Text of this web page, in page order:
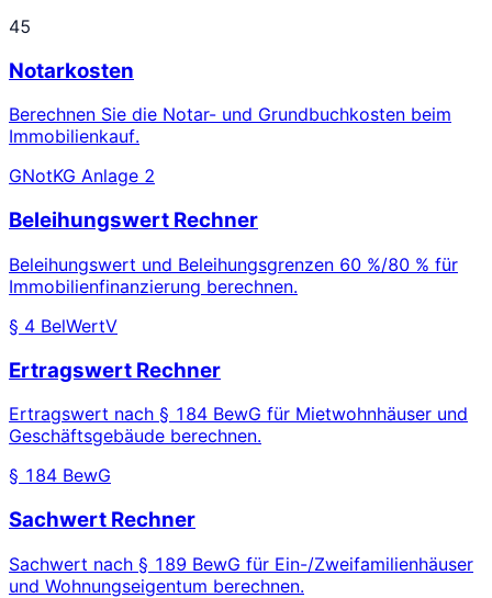
45
Notarkosten
Berechnen Sie die Notar- und Grundbuchkosten beim
Immobilienkauf.
GNotKG Anlage 2
Beleihungswert Rechner
Beleihungswert und Beleihungsgrenzen 60 %/80 % für
Immobilienfinanzierung berechnen.
§ 4 BelWertV
Ertragswert Rechner
Ertragswert nach § 184 BewG für Mietwohnhäuser und
Geschäftsgebäude berechnen.
§ 184 BewG
Sachwert Rechner
Sachwert nach § 189 BewG für Ein-/Zweifamilienhäuser
und Wohnungseigentum berechnen.